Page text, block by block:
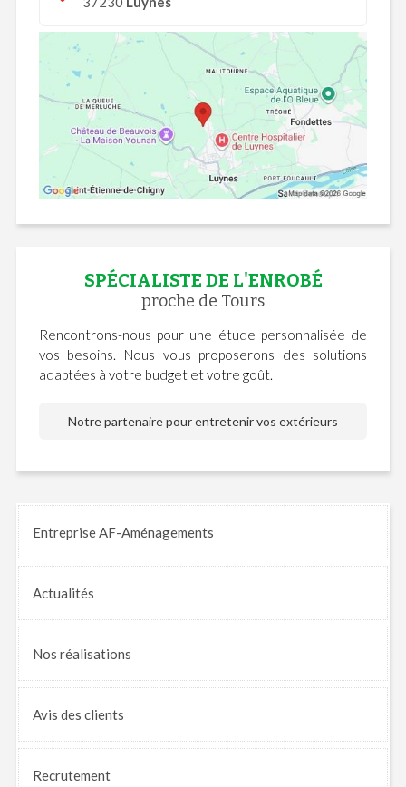
SPÉCIALISTE DE L'ENROBÉ
proche de Tours
Rencontrons-nous pour une étude personnalisée de
vos besoins. Nous vous proposerons des solutions
adaptées à votre budget et votre goût.
Notre partenaire pour entretenir vos extérieurs
Entreprise AF-Aménagements
Actualités
Nos réalisations
Avis des clients
Recrutement